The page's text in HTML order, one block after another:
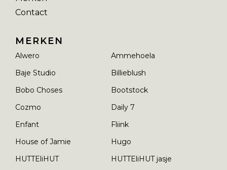
Contact
MERKEN
Alwero
Ammehoela
Baje Studio
Billieblush
Bobo Choses
Bootstock
Cozmo
Daily 7
Enfant
Fliink
House of Jamie
Hugo
HUTTEliHUT
HUTTEliHUT jasje